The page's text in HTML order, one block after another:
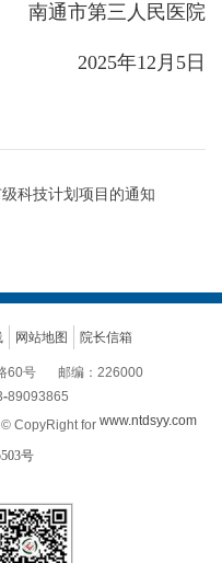
南通市第三人民医院
2025年12 月 5 日
科技计划项目的通知
网站地图 院长信箱
60号
邮编：226000
-89093865
CopyRight for www.ntdsyy.com
号